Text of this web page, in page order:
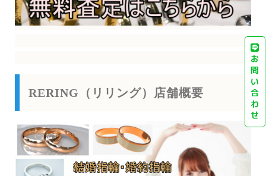
RERING（リリング）店舗概要
お
問
い
合
わ
せ